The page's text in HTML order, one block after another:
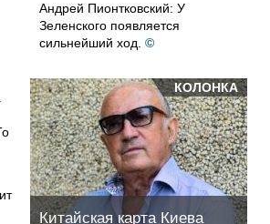
Андрей Пионтковский: У
Зеленского появляется
сильнейший ход. ©
КОЛОНКА
Китайская карта Киева